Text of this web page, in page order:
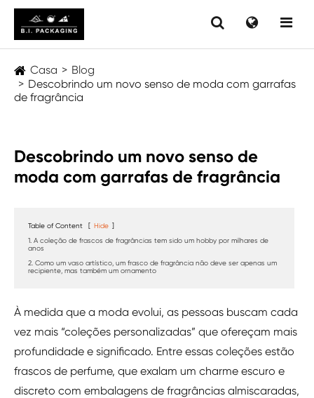
Casa
Blog
Descobrindo um novo senso de moda com garrafas
de fragrância
Descobrindo um novo senso de
moda com garrafas de fragrância
Table of Content [ Hide ]
1. A coleção de frascos de fragrâncias tem sido um hobby por milhares de
anos
2. Como um vaso artístico, um frasco de fragrância não deve ser apenas um
recipiente, mas também um ornamento
À medida que a moda evolui, as pessoas buscam cada
vez mais “coleções personalizadas” que ofereçam mais
profundidade e significado. Entre essas coleções estão
frascos de perfume, que exalam um charme escuro e
discreto com embalagens de fragrâncias almiscaradas,